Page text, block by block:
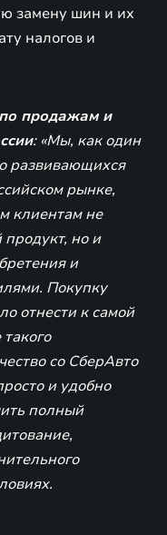
замену шин и их
налогов и
продажам и
: «Мы, как один
развивающихся
рынке,
клиентам не
но и
и
Покупку
отнести к самой
со СберАвто
и удобно
полный